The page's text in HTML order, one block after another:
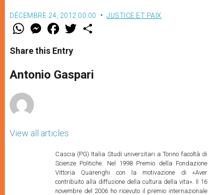
DÉCEMBRE 24, 2012 00:00 JUSTICE ET PAIX
W
t
s
p
p
M
e
s
e
g
e
F
a
e
b
o
k
w
r
Share this Entry
Antonio Gaspari
View all articles
Cascia (PG) Italia Studi universitari a Torino facoltà di
Scienze Politiche. Nel 1998 Premio della Fondazione
Vittoria Quarenghi con la motivazione di «Aver
contribuito alla diffusione della cultura della vita». Il 16
novembre del 2006 ho ricevuto il premio internazionale